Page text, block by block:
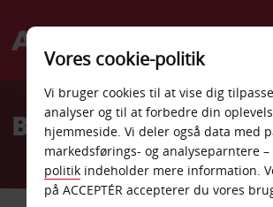
Welcome
AvisBilleje Selcuklu i
Vores cookie-politik
Vi bruger cookies til at vise dig
analyser og til at forbedre din
hjemmeside. Vi deler også data med
markedsførings- og analyseparntere –
politik indeholder mere information.
på ACCEPTÉR accepterer du vores